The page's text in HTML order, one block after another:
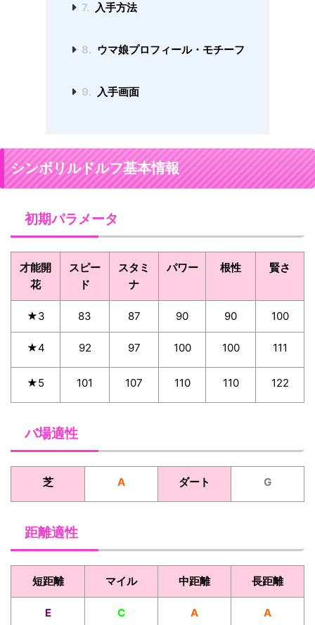
7. 入手方法
8. ウマ娘プロフィール・モチーフ
9. 入手画面
シンボリルドルフ基本情報
初期パラメータ
才能開
花
スピー
ド
スタミ
ナ
パワー 根性 賢さ
★3 83 87 90 90 100
★4 92 97 100 100 111
★5 101 107 110 110 122
バ場適性
芝 A ダート G
距離適性
短距離 マイル 中距離 長距離
E C A A